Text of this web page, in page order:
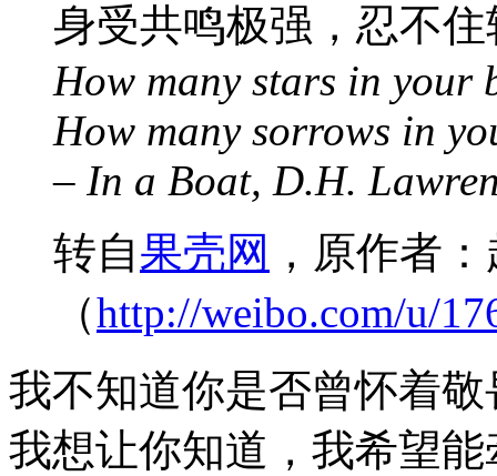
身受共鸣极强，忍不
How many stars in your
How many sorrows in
– In a Boat, D.H.
转自果壳网 ，原作者
（http://weibo.com/u/
我不知道你是否曾怀着
我想让你知道，我希望